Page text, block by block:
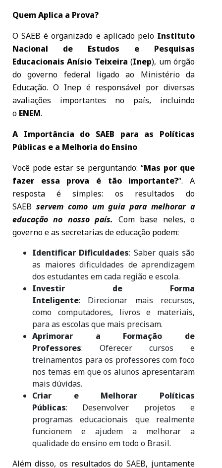
Quem Aplica a Prova?
O SAEB é organizado e aplicado pelo Instituto
Nacional de Estudos e Pesquisas
Educacionais Anísio Teixeira (Inep), um órgão
do governo federal ligado ao Ministério da
Educação. O Inep é responsável por diversas
avaliações importantes no país, incluindo
o ENEM.
A Importância do SAEB para as Políticas
Públicas e a Melhoria do Ensino
Você pode estar se perguntando: “Mas por que
fazer essa prova é tão importante?“. A
resposta é simples: os resultados do
SAEB servem como um guia para melhorar a
educação no nosso país. Com base neles, o
governo e as secretarias de educação podem:
Identificar Dificuldades: Saber quais são
as maiores dificuldades de aprendizagem
dos estudantes em cada região e escola.
Investir de Forma
Inteligente: Direcionar mais recursos,
como computadores, livros e materiais,
para as escolas que mais precisam.
Aprimorar a Formação de
Professores: Oferecer cursos e
treinamentos para os professores com foco
nos temas em que os alunos apresentaram
mais dúvidas.
Criar e Melhorar Políticas
Públicas: Desenvolver projetos e
programas educacionais que realmente
funcionem e ajudem a melhorar a
qualidade do ensino em todo o Brasil.
Além disso, os resultados do SAEB, juntamente